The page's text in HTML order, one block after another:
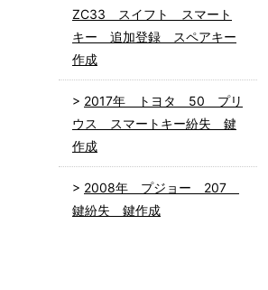
ZC33 スイフト スマート
キー 追加登録 スペアキー
作成
2017年 トヨタ 50 プリ
ウス スマートキー紛失 鍵
作成
2008年 プジョー 207
鍵紛失 鍵作成